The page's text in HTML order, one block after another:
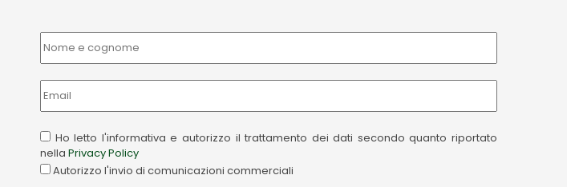
Ho letto l'informativa e autorizzo il trattamento dei dati secondo quanto riportato
nella Privacy Policy
Autorizzo l'invio di comunicazioni commerciali